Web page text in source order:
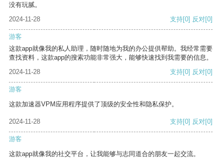
没有玩腻。
2024-11-28
支持[0] 反对[0]
游客
这款app就像我的私人助理，随时随地为我的办公提供帮助。我经常需要
查找资料，这款app的搜索功能非常强大，能够快速找到我需要的信息。
2024-11-28
支持[0] 反对[0]
游客
这款加速器VPM应用程序提供了顶级的安全性和隐私保护。
2024-11-28 支持[0] 反对[0]
游客
这款app就像我的社交平台，让我能够与志同道合的朋友一起交流。